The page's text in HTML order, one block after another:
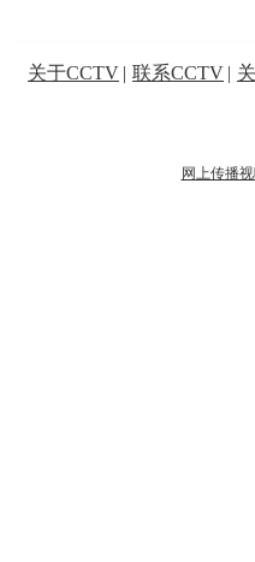
关于CCTV | 联系CCTV |
网上传播